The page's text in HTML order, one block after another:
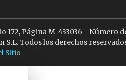
172, Página M-433036 - Número
S.L. Todos los derechos
Sitio